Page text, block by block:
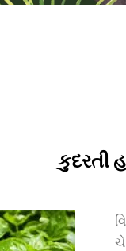
કુદરતી